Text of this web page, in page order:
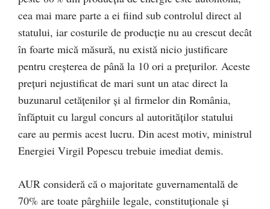
cea mai mare parte a ei fiind sub controlul direct al
statului, iar costurile de producție nu au crescut decât
în foarte mică măsură, nu există nicio justificare
pentru creșterea de până la 10 ori a prețurilor. Aceste
prețuri nejustificat de mari sunt un atac direct la
buzunarul cetățenilor și al firmelor din România,
înfăptuit cu largul concurs al autorităților statului
care au permis acest lucru. Din acest motiv, ministrul
Energiei Virgil Popescu trebuie imediat demis.
AUR consideră că o majoritate guvernamentală de
70% are toate pârghiile legale, constituționale și